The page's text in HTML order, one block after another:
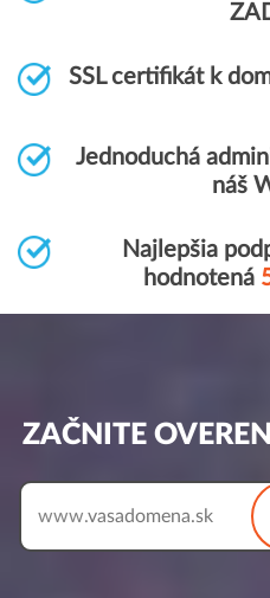
SSL certifikát k
Jednoduchá
náš
Najlepšia
hodnotená
ZAČNITE
www.